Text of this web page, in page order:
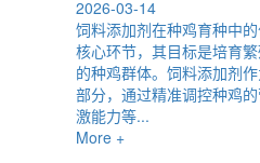
2026-03-14
饲料添加剂在种鸡育种中
核心环节，其目标是培育
的种鸡群体。饲料添加剂
部分，通过精准调控种鸡
激能力等...
More +